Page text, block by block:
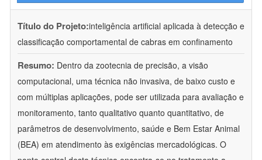
Título do Projeto:inteligência artificial aplicada à detecção e
classificação comportamental de cabras em confinamento
Resumo: Dentro da zootecnia de precisão, a visão
computacional, uma técnica não invasiva, de baixo custo e
com múltiplas aplicações, pode ser utilizada para avaliação e
monitoramento, tanto qualitativo quanto quantitativo, de
parâmetros de desenvolvimento, saúde e Bem Estar Animal
(BEA) em atendimento às exigências mercadológicas. O